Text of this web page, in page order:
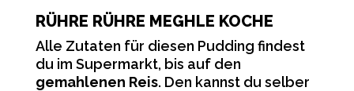
RÜHRE RÜHRE MEGHLE KOCHE
Alle Zutaten für diesen Pudding findest
du im Supermarkt, bis auf den
gemahlenen Reis. Den kannst du selber